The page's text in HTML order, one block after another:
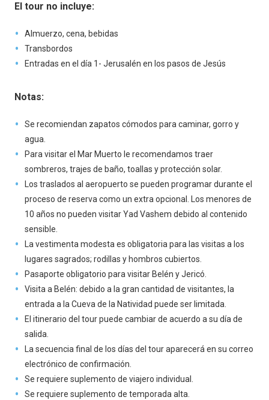
El tour no incluye:
Almuerzo, cena, bebidas
Transbordos
Entradas en el día 1- Jerusalén en los pasos de Jesús
Notas:
Se recomiendan zapatos cómodos para caminar, gorro y
agua.
Para visitar el Mar Muerto le recomendamos traer
sombreros, trajes de baño, toallas y protección solar.
Los traslados al aeropuerto se pueden programar durante el
proceso de reserva como un extra opcional. Los menores de
10 años no pueden visitar Yad Vashem debido al contenido
sensible.
La vestimenta modesta es obligatoria para las visitas a los
lugares sagrados; rodillas y hombros cubiertos.
Pasaporte obligatorio para visitar Belén y Jericó.
Visita a Belén: debido a la gran cantidad de visitantes, la
entrada a la Cueva de la Natividad puede ser limitada.
El itinerario del tour puede cambiar de acuerdo a su día de
salida.
La secuencia final de los días del tour aparecerá en su correo
electrónico de confirmación.
Se requiere suplemento de viajero individual.
Se requiere suplemento de temporada alta.